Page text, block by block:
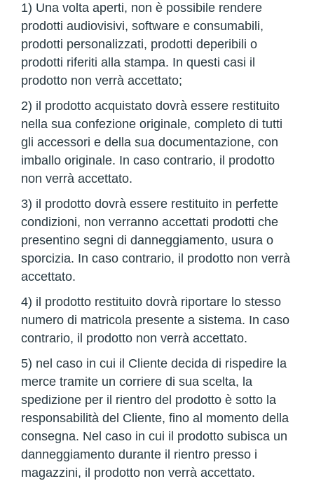
1) Una volta aperti, non è possibile rendere
prodotti audiovisivi, software e consumabili,
prodotti personalizzati, prodotti deperibili o
prodotti riferiti alla stampa. In questi casi il
prodotto non verrà accettato;
2) il prodotto acquistato dovrà essere restituito
nella sua confezione originale, completo di tutti
gli accessori e della sua documentazione, con
imballo originale. In caso contrario, il prodotto
non verrà accettato.
3) il prodotto dovrà essere restituito in perfette
condizioni, non verranno accettati prodotti che
presentino segni di danneggiamento, usura o
sporcizia. In caso contrario, il prodotto non verrà
accettato.
4) il prodotto restituito dovrà riportare lo stesso
numero di matricola presente a sistema. In caso
contrario, il prodotto non verrà accettato.
5) nel caso in cui il Cliente decida di rispedire la
merce tramite un corriere di sua scelta, la
spedizione per il rientro del prodotto è sotto la
responsabilità del Cliente, fino al momento della
consegna. Nel caso in cui il prodotto subisca un
danneggiamento durante il rientro presso i
magazzini, il prodotto non verrà accettato.